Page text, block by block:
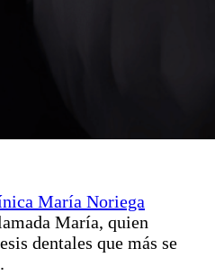
María Noriega
María, quien
dentales que más se